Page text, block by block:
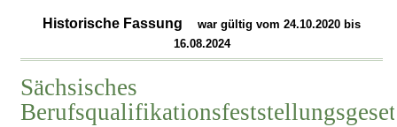
Historische Fassung
war gültig vom 24.10.2020 bis
16.08.2024
Sächsisches